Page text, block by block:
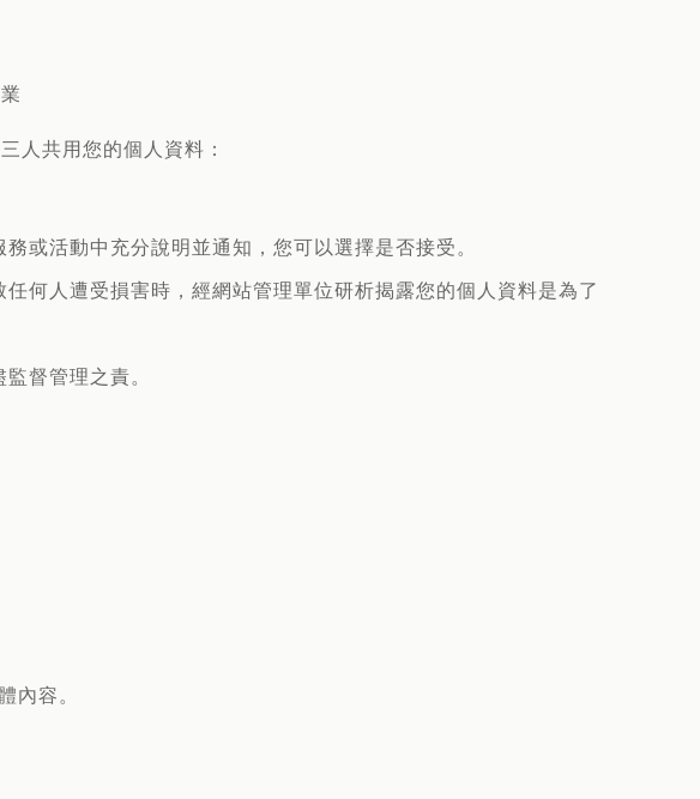
人共用您的個人資料：
或活動中充分說明並通知，您可以選擇是否接受。
何人遭受損害時，經網站管理單位研析揭露您的個人資料是為了
督管理之責。
內容。